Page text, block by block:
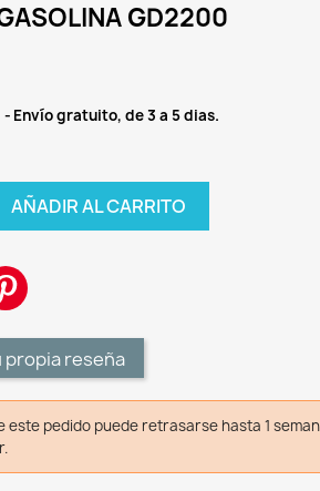
GD2200
Envío gratuito, de 3 a 5 dias.
AÑADIR AL CARRITO
propia reseña
este pedido puede retrasarse hasta 1